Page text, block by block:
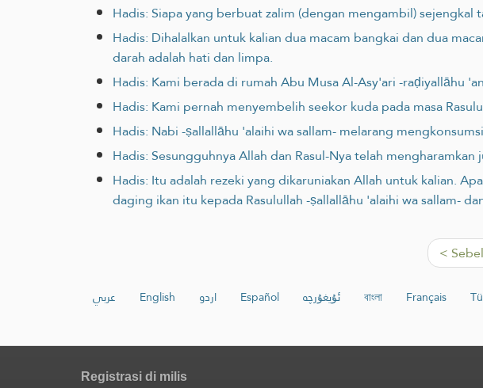
Hadis: Siapa yang berbuat zalim (dengan mengambil)
Hadis: Dihalalkan untuk kalian dua macam bangkai dan dua
darah adalah hati dan limpa.
Hadis: Kami berada di rumah Abu Musa Al-Asy'ari -raḍiyallāhu
Hadis: Kami pernah menyembelih seekor kuda pada masa
Hadis: Nabi -ṣallallāhu 'alaihi wa sallam- melarang
Hadis: Sesungguhnya Allah dan Rasul-Nya telah
Hadis: Itu adalah rezeki yang dikaruniakan Allah untuk kalian.
daging ikan itu kepada Rasulullah -ṣallallāhu 'alaihi wa sallam-
<
عربي English اردو Español ئۇيغۇرچە বাংলা Français
Registrasi di milis